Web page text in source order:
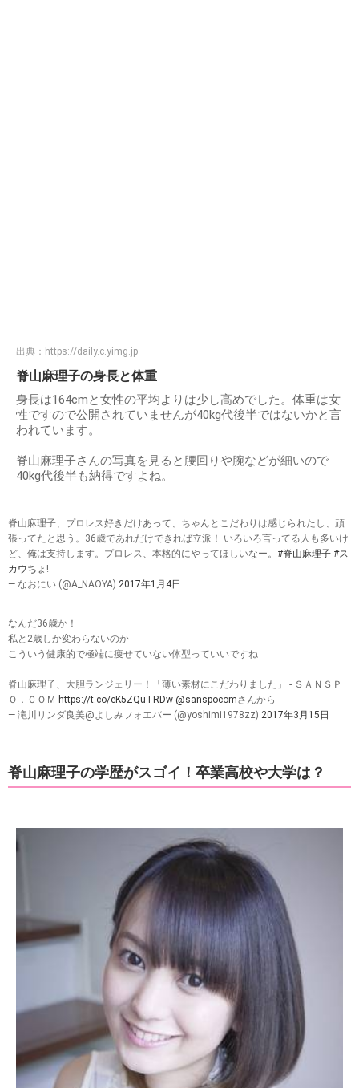
出典： https://daily.c.yimg.jp
脊山麻理子の身長と体重
身長は164cmと女性の平均よりは少し高めでした。体重は女
性ですので公開されていませんが40kg代後半ではないかと言
われています。
脊山麻理子さんの写真を見ると腰回りや腕などが細いので
40kg代後半も納得ですよね。
脊山麻理子、プロレス好きだけあって、ちゃんとこだわりは感じられたし、頑
張ってたと思う。36歳であれだけできれば立派！ いろいろ言ってる人も多いけ
ど、俺は支持します。プロレス、本格的にやってほしいなー。 #脊山麻理子 #ス
カウちょ !
— なおにい (@A_NAOYA) 2017年1月4日
なんだ36歳か！
私と2歳しか変わらないのか
こういう健康的で極端に痩せていない体型っていいですね
脊山麻理子、大胆ランジェリー！「薄い素材にこだわりました」 - ＳＡＮＳＰ
Ｏ．ＣＯＭ https://t.co/eK5ZQuTRDw @sanspocomさんから
— 滝川リンダ良美@よしみフォエバー (@yoshimi1978zz) 2017年3月15日
脊山麻理子の学歴がスゴイ！卒業高校や大学は？